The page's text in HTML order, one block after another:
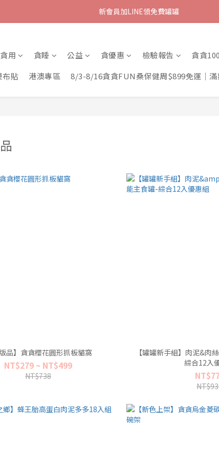
新會員加LINE領免費罐罐
貪用 貪睡 公益 貪優惠 檢驗報告 貪貪
布貼 港澳專區 8/3-8/16貪貪FUN桑保健周$899免運｜滿
版品】貪貪櫻花圓形抓板貓窩
NT$279 ~ NT$499
NT$738
【罐罐新手組】肉泥&肉
綜合12入